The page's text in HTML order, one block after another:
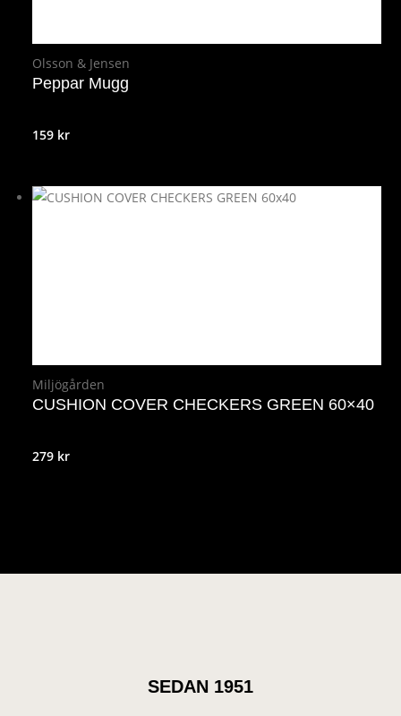
Olsson & Jensen
Peppar Mugg
159 kr
Miljögården
CUSHION COVER CHECKERS GREEN 60×40
279 kr
SEDAN 1951